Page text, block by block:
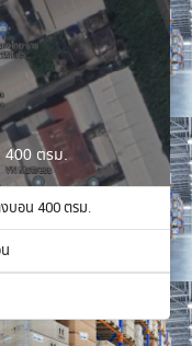
400 ตรม.
งบอน 400 ตรม.